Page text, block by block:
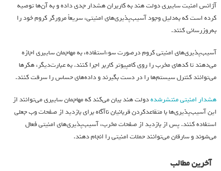
آژانس امنیت سایبری دولت هند به کاربران هشدار جدی داده و به آن‌ها توصیه
کرده است که به‌دلیل وجود آسیب‌پذیری‌های امنیتی، سریعاً مرورگر کروم خود را
به‌روزرسانی کنند.
آسیب‌پذیری‌های امنیتی کروم درصورت سوءاستفاده، به مهاجمان سایبری اجازه
می‌دهند تا کدهای مخرب را روی کامپیوتر کاربر اجرا کنند. به عبارت‌دیگر، هکرها
می‌توانند کنترل سیستم‌ها را در دست بگیرند و داده‌های حساس را سرقت کنند.
هشدار امنیتی منتشرشدهدولت هند بیان می‌کند که مهاجمان سایبری می‌توانند از
این آسیب‌پذیری‌ها با متقاعد‌کردن قربانیان ناآگاه برای بازدید از صفحات وب جعلی
استفاده کنند. پس از بازدید از صفحات مخرب، آسیب‌پذیری‌های امنیتی فعال
می‌شوند و سارقان می‌توانند حملات امنیتی را انجام دهند.
آخرین مطالب